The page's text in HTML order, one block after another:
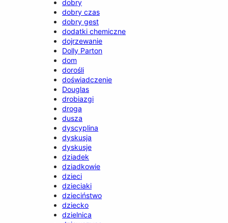
dobry
dobry czas
dobry gest
dodatki chemiczne
dojrzewanie
Dolly Parton
dom
dorośli
doświadczenie
Douglas
drobiazgi
droga
dusza
dyscyplina
dyskusja
dyskusje
dziadek
dziadkowie
dzieci
dzieciaki
dzieciństwo
dziecko
dzielnica